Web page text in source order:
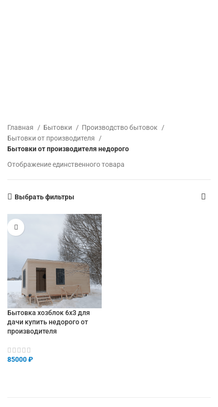
Главная Бытовки
Производство бытовок
Бытовки от производителя
Бытовки от производителя недорого
Отображение единственного товара
Выбрать фильтры
Бытовка хозблок 6х3 для
дачи купить недорого от
производителя
85000₽